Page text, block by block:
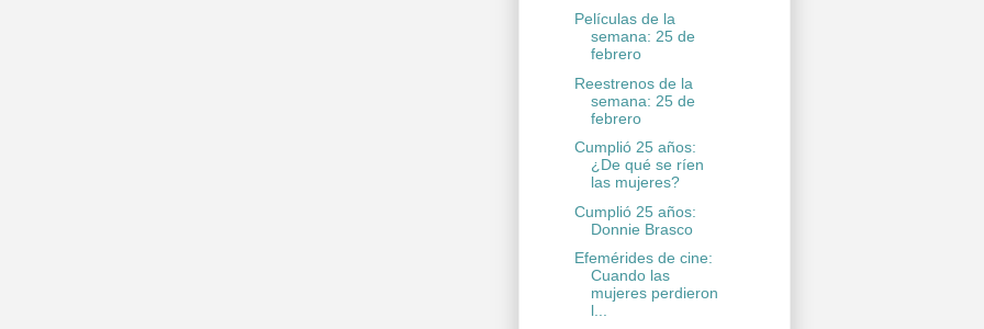
Películas de la
semana: 25 de
febrero
Reestrenos de la
semana: 25 de
febrero
Cumplió 25 años:
¿De qué se ríen
las mujeres?
Cumplió 25 años:
Donnie Brasco
Efemérides de cine:
Cuando las
mujeres perdieron
l...